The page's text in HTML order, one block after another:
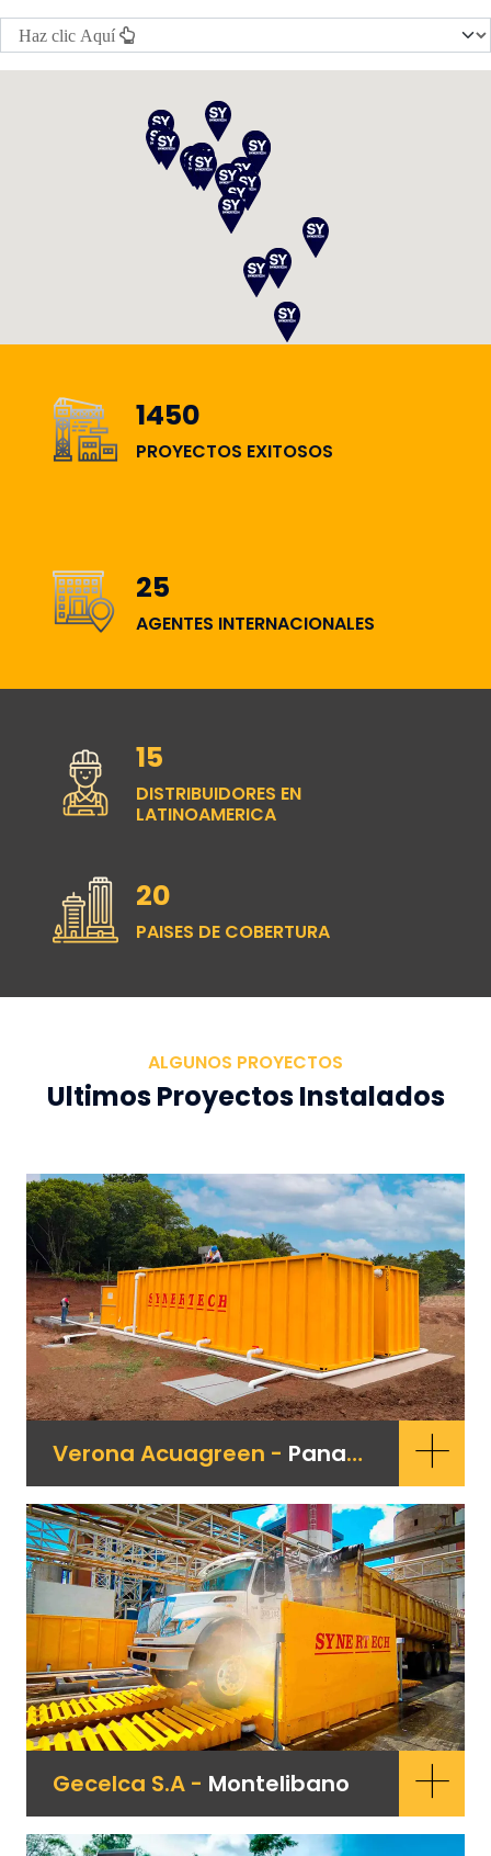
1450
PROYECTOS EXITOSOS
25
AGENTES INTERNACIONALES
15
DISTRIBUIDORES EN
LATINOAMERICA
20
PAISES DE COBERTURA
ALGUNOS PROYECTOS
Ultimos Proyectos Instalados
Verona Acuagreen - Panamá +
Gecelca S.A - Montelibano +